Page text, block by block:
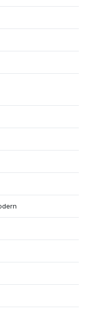
– venit lunar de 750
și poziționarea
bancară gratuită
Casă sau pentru
și vizionări.
2-room apartment
– one of
in Bucharest.
and green